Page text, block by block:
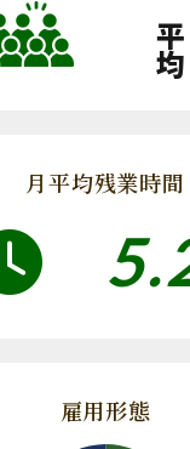
平
均
月平均残業時間
雇用形態